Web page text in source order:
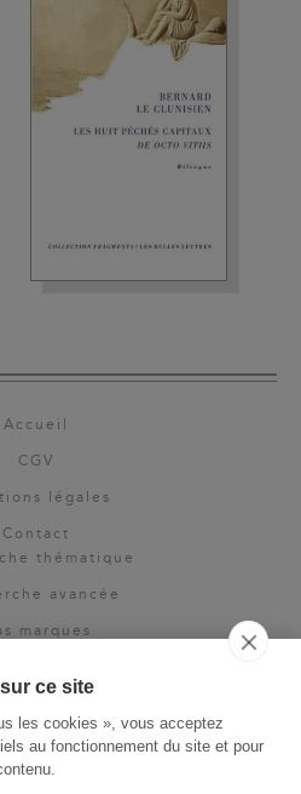
ce site
les cookies », vous acceptez
au fonctionnement du site et pour
Accueil
CGV
légales
Contact
thématique
avancée
marques
pro
Classiques